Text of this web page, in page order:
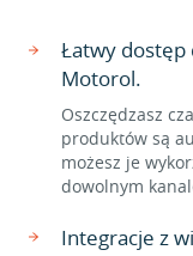
Łatwy
Motorol.
Oszczędzasz
produktów są
możesz je
dowolnym
Integracje z